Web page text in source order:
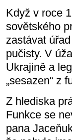
Když v roce
sovětského
zastávat
pučisty. V
Ukrajině a
„sesazen“ z
Z hlediska
Funkce se
pana